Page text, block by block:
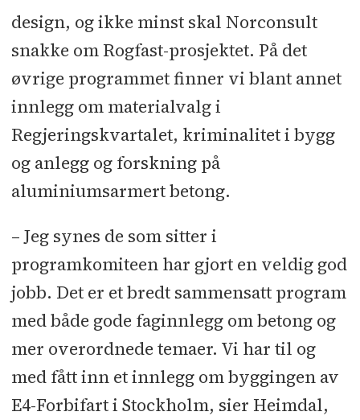
design, og ikke minst skal Norconsult
snakke om Rogfast-prosjektet. På det
øvrige programmet finner vi blant annet
innlegg om materialvalg i
Regjeringskvartalet, kriminalitet i bygg
og anlegg og forskning på
aluminiumsarmert betong.
– Jeg synes de som sitter i
programkomiteen har gjort en veldig god
jobb. Det er et bredt sammensatt program
med både gode faginnlegg om betong og
mer overordnede temaer. Vi har til og
med fått inn et innlegg om byggingen av
E4-Forbifart i Stockholm, sier Heimdal,